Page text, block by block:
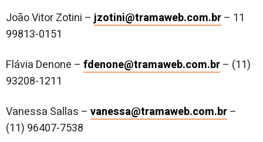
João Vitor Zotini – jzotini@tramaweb.com.br– 11
99813-0151
Flávia Denone – fdenone@tramaweb.com.br– (11)
93208-1211
Vanessa Sallas – vanessa@tramaweb.com.br–
(11) 96407-7538